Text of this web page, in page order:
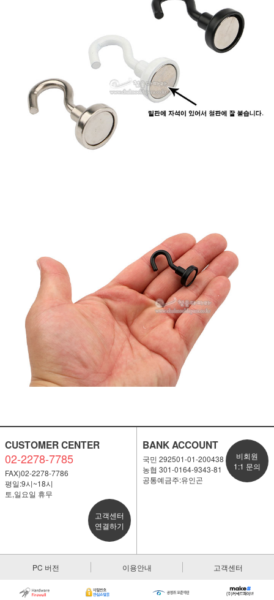
CUSTOMER CENTER
02-2278-7785
FAX)02-2278-7786
평일:9시~18시
토,일요일 휴무
고객센터
연결하기
BANK ACCOUNT
국민 292501-01-200438
농협 301-0164-9343-81
공통예금주:유인곤
비회원
1:1 문의
PC 버전 이용안내 고객센터